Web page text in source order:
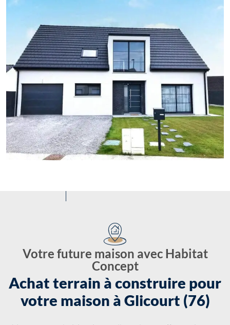
Votre future maison avec Habitat
Concept
Achat terrain à construire pour
votre maison à Glicourt (76)